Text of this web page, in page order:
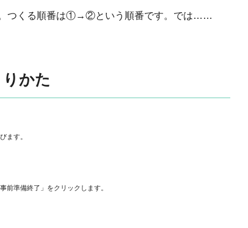
。つくる順番は①→②という順番です。では……
かた
ます。
前準備終了」をクリックします。